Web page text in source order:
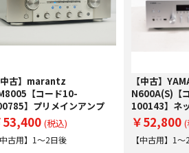
中古】marantz
【コード10-
】プリメインアンプ
53,400 (税込)
中古用】1～2日後
【中古】
N600A(S)【
100143】ネ
バー
￥52,800
【中古用】1